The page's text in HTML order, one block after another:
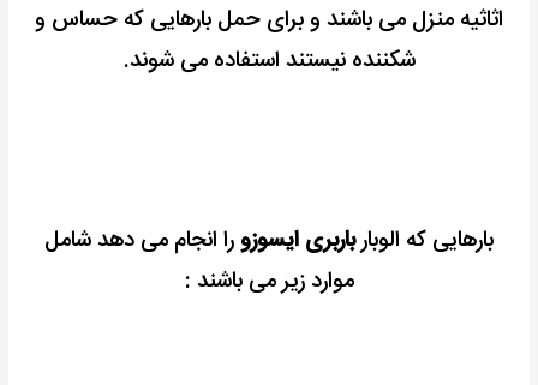
اثاثیه منزل می باشند و برای حمل بارهایی که حساس و
شکننده نیستند استفاده می شوند.
بارهایی که الوبارباربری ایسوزورا انجام می دهد شامل
موارد زیر می باشند :